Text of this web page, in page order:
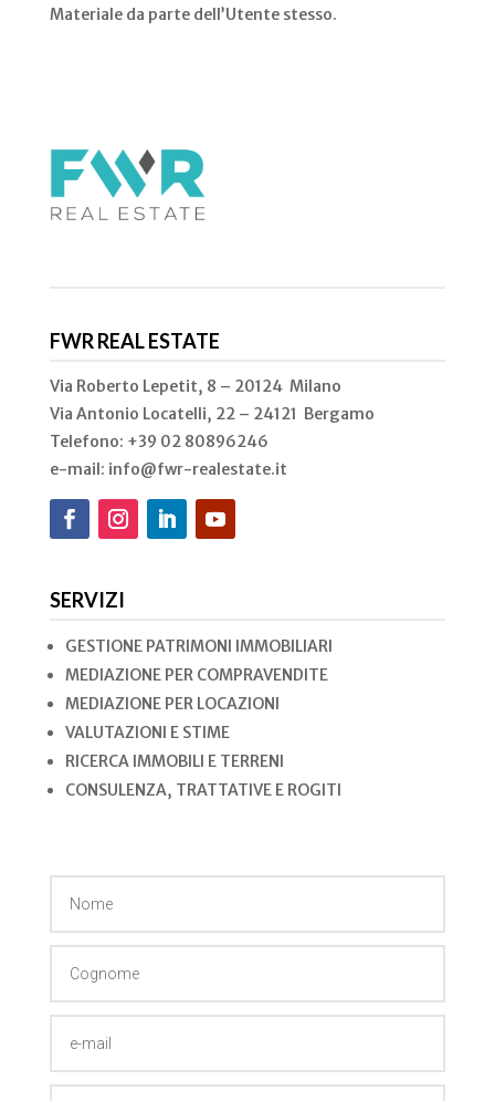
Materiale da parte dell’Utente stesso.
FWR REAL ESTATE
Via Roberto Lepetit, 8 – 20124 Milano
Via Antonio Locatelli, 22 – 24121 Bergamo
Telefono: +39 02 80896246
e-mail: info@fwr-realestate.it
SERVIZI
GESTIONE PATRIMONI IMMOBILIARI
MEDIAZIONE PER COMPRAVENDITE
MEDIAZIONE PER LOCAZIONI
VALUTAZIONI E STIME
RICERCA IMMOBILI E TERRENI
CONSULENZA, TRATTATIVE E ROGITI